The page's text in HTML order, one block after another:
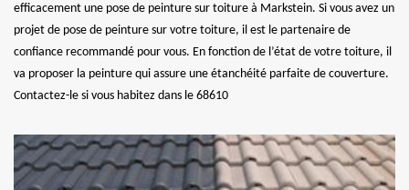
efficacement une pose de peinture sur toiture à Markstein. Si vous avez un
projet de pose de peinture sur votre toiture, il est le partenaire de
confiance recommandé pour vous. En fonction de l’état de votre toiture, il
va proposer la peinture qui assure une étanchéité parfaite de couverture.
Contactez-le si vous habitez dans le 68610